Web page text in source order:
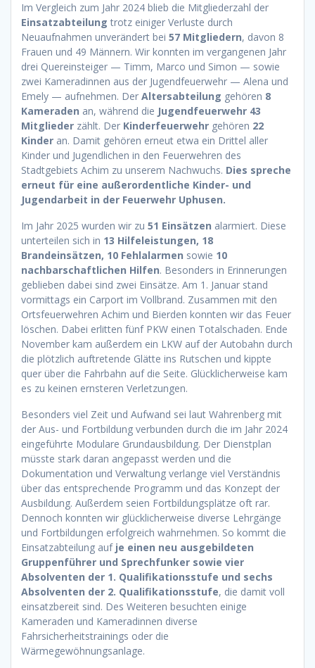
Im Vergleich zum Jahr 2024 blieb die Mitgliederzahl der
Einsatzabteilung trotz einiger Verluste durch
Neuaufnahmen unverändert bei 57 Mitgliedern, davon 8
Frauen und 49 Männern. Wir konnten im vergangenen Jahr
drei Quereinsteiger — Timm, Marco und Simon — sowie
zwei Kameradinnen aus der Jugendfeuerwehr — Alena und
Emely — aufnehmen. Der Altersabteilung gehören 8
Kameraden an, während die Jugendfeuerwehr 43
Mitglieder zählt. Der Kinderfeuerwehr gehören 22
Kinder an. Damit gehören erneut etwa ein Drittel aller
Kinder und Jugendlichen in den Feuerwehren des
Stadtgebiets Achim zu unserem Nachwuchs. Dies spreche
erneut für eine außerordentliche Kinder- und
Jugendarbeit in der Feuerwehr Uphusen.
Im Jahr 2025 wurden wir zu 51 Einsätzen alarmiert. Diese
unterteilen sich in 13 Hilfeleistungen, 18
Brandeinsätzen, 10 Fehlalarmen sowie 10
nachbarschaftlichen Hilfen. Besonders in Erinnerungen
geblieben dabei sind zwei Einsätze. Am 1. Januar stand
vormittags ein Carport im Vollbrand. Zusammen mit den
Ortsfeuerwehren Achim und Bierden konnten wir das Feuer
löschen. Dabei erlitten fünf PKW einen Totalschaden. Ende
November kam außerdem ein LKW auf der Autobahn durch
die plötzlich auftretende Glätte ins Rutschen und kippte
quer über die Fahrbahn auf die Seite. Glücklicherweise kam
es zu keinen ernsteren Verletzungen.
Besonders viel Zeit und Aufwand sei laut Wahrenberg mit
der Aus- und Fortbildung verbunden durch die im Jahr 2024
eingeführte Modulare Grundausbildung. Der Dienstplan
müsste stark daran angepasst werden und die
Dokumentation und Verwaltung verlange viel Verständnis
über das entsprechende Programm und das Konzept der
Ausbildung. Außerdem seien Fortbildungsplätze oft rar.
Dennoch konnten wir glücklicherweise diverse Lehrgänge
und Fortbildungen erfolgreich wahrnehmen. So kommt die
Einsatzabteilung auf je einen neu ausgebildeten
Gruppenführer und Sprechfunker sowie vier
Absolventen der 1. Qualifikationsstufe und sechs
Absolventen der 2. Qualifikationsstufe, die damit voll
einsatzbereit sind. Des Weiteren besuchten einige
Kameraden und Kameradinnen diverse
Fahrsicherheitstrainings oder die
Wärmegewöhnungsanlage.